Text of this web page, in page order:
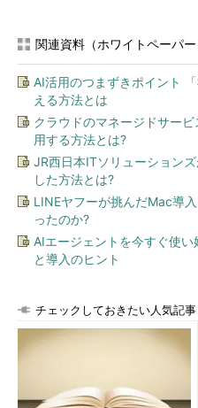
活用しています。
グローバルのプロジェクトに
Skypeを駆使して業務を進めて
例えば「ブラジルのメンバーと
に自宅から対応する必要がある
ざるを得ないようです。
時には朝から晩まで途切れ
時にはオフラインも
関連資料（ホワイトペーパー
AI活用のつまずきポイント
える方法とは
クラウドのマネージドサー
用する方法とは?
JR西日本ITソリューション
した方法とは?
LINEヤフーが挑んだMac導
ったのか?
AIエージェントを今すぐ使
と導入のヒント
チェックしておきたい人気記事